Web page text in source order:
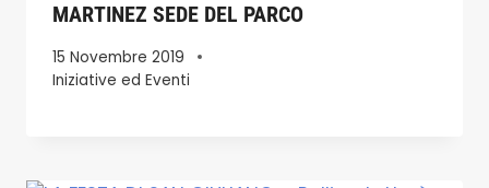
MARTINEZ SEDE DEL PARCO
15 Novembre 2019
Iniziative ed Eventi